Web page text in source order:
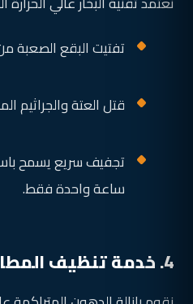
تفتيت البقع الصعبة
قتل العتة والجراثيم
تجفيف سريع يسمح
ساعة واحدة فقط.
4. خدمة تنظيف المطابخ والحمامات